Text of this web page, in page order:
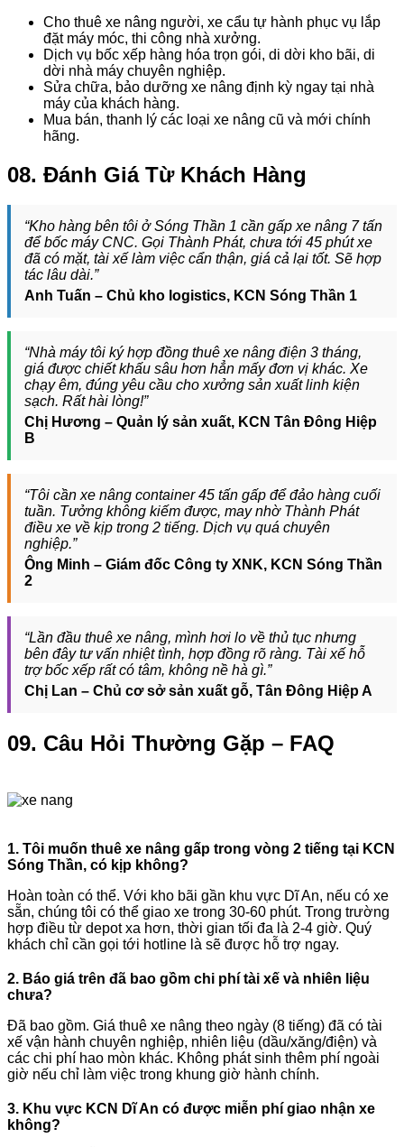
Cho thuê xe nâng người, xe cẩu tự hành phục vụ lắp
đặt máy móc, thi công nhà xưởng.
Dịch vụ bốc xếp hàng hóa trọn gói, di dời kho bãi, di
dời nhà máy chuyên nghiệp.
Sửa chữa, bảo dưỡng xe nâng định kỳ ngay tại nhà
máy của khách hàng.
Mua bán, thanh lý các loại xe nâng cũ và mới chính
hãng.
08. Đánh Giá Từ Khách Hàng
“Kho hàng bên tôi ở Sóng Thần 1 cần gấp xe nâng 7 tấn
để bốc máy CNC. Gọi Thành Phát, chưa tới 45 phút xe
đã có mặt, tài xế làm việc cẩn thận, giá cả lại tốt. Sẽ hợp
tác lâu dài.”
Anh Tuấn – Chủ kho logistics, KCN Sóng Thần 1
“Nhà máy tôi ký hợp đồng thuê xe nâng điện 3 tháng,
giá được chiết khấu sâu hơn hẳn mấy đơn vị khác. Xe
chạy êm, đúng yêu cầu cho xưởng sản xuất linh kiện
sạch. Rất hài lòng!”
Chị Hương – Quản lý sản xuất, KCN Tân Đông Hiệp
B
“Tôi cần xe nâng container 45 tấn gấp để đảo hàng cuối
tuần. Tưởng không kiếm được, may nhờ Thành Phát
điều xe về kịp trong 2 tiếng. Dịch vụ quá chuyên
nghiệp.”
Ông Minh – Giám đốc Công ty XNK, KCN Sóng Thần
2
“Lần đầu thuê xe nâng, mình hơi lo về thủ tục nhưng
bên đây tư vấn nhiệt tình, hợp đồng rõ ràng. Tài xế hỗ
trợ bốc xếp rất có tâm, không nề hà gì.”
Chị Lan – Chủ cơ sở sản xuất gỗ, Tân Đông Hiệp A
09. Câu Hỏi Thường Gặp – FAQ
1. Tôi muốn thuê xe nâng gấp trong vòng 2 tiếng tại KCN
Sóng Thần, có kịp không?
Hoàn toàn có thể. Với kho bãi gần khu vực Dĩ An, nếu có xe
sẵn, chúng tôi có thể giao xe trong 30-60 phút. Trong trường
hợp điều từ depot xa hơn, thời gian tối đa là 2-4 giờ. Quý
khách chỉ cần gọi tới hotline là sẽ được hỗ trợ ngay.
2. Báo giá trên đã bao gồm chi phí tài xế và nhiên liệu
chưa?
Đã bao gồm. Giá thuê xe nâng theo ngày (8 tiếng) đã có tài
xế vận hành chuyên nghiệp, nhiên liệu (dầu/xăng/điện) và
các chi phí hao mòn khác. Không phát sinh thêm phí ngoài
giờ nếu chỉ làm việc trong khung giờ hành chính.
3. Khu vực KCN Dĩ An có được miễn phí giao nhận xe
không?